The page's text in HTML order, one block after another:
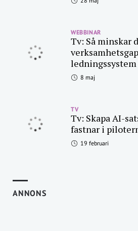
WEBBINAR
Tv: Så minskar
ledningssystem
8 maj
TV
Tv: Skapa AI-
fastnar i
19 februari
ANNONS